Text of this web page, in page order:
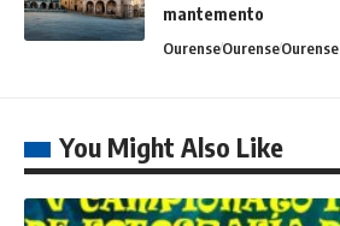
mantemento
OurenseOurenseOurense
You Might Also Like